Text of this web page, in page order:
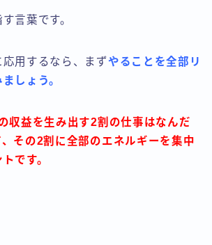
言葉です。
用するなら、まずやることを全部リ
しょう。
の収益を生み出す2割の仕事はなんだ
その2割に全部のエネルギーを集中
です。